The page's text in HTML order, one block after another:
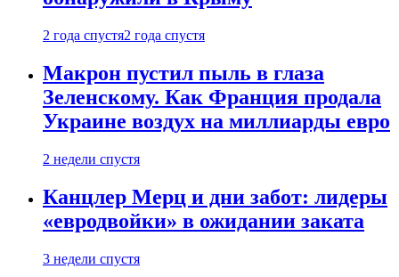
2 года спустя2 года спустя
Макрон пустил пыль в глаза
Зеленскому. Как Франция продала
Украине воздух на миллиарды евро
2 недели спустя
Канцлер Мерц и дни забот: лидеры
«евродвойки» в ожидании заката
3 недели спустя